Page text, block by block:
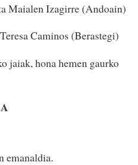
Maialen Izagirre (Andoain)
Caminos (Berastegi)
jaiak, hona hemen gaurko
emanaldia.